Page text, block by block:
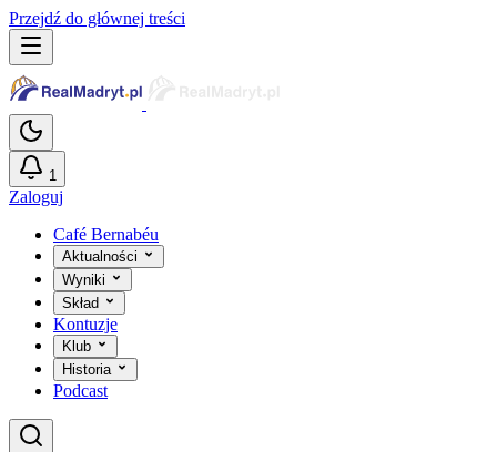
Przejdź do głównej treści
1
Zaloguj
Café Bernabéu
Aktualności
Wyniki
Skład
Kontuzje
Klub
Historia
Podcast